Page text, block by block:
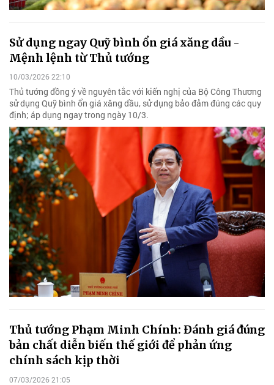
Sử dụng ngay Quỹ bình ổn giá xăng dầu -
Mệnh lệnh từ Thủ tướng
10/03/2026 22:10
Thủ tướng đồng ý về nguyên tắc với kiến nghị của Bộ Công Thương
sử dụng Quỹ bình ổn giá xăng dầu, sử dụng bảo đảm đúng các quy
định; áp dụng ngay trong ngày 10/3.
Thủ tướng Phạm Minh Chính: Đánh giá đúng
bản chất diễn biến thế giới để phản ứng
chính sách kịp thời
07/03/2026 21:05